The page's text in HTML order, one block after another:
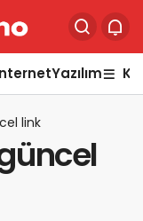
Yazılım
link